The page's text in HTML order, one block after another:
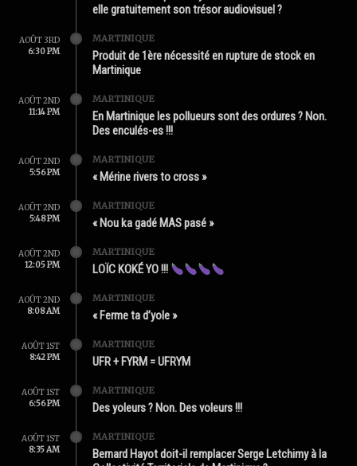
elle gratuitement son trésor audiovisuel ?
AOÛT 3RD
6:30 PM
MARTINIQUE
Produit de 1ère nécessité en rupture de stock en
Martinique
AOÛT 2ND
11:14 PM
MARTINIQUE
En Martinique les pollueurs sont des ordures ? Non.
Des enculés-es !!!
AOÛT 2ND
5:56 PM
MARTINIQUE
« Mérine rivers to cross »
AOÛT 2ND
5:48 PM
MARTINIQUE
« Nou ka gadé MAS pasé »
AOÛT 2ND
12:05 PM
MARTINIQUE
LOÏC KOKÉ YO !!!
AOÛT 2ND
8:08 AM
MARTINIQUE
« Ferme ta d’yole »
AOÛT 1ST
8:42 PM
MARTINIQUE
UFR + FYRM = UFRYM
AOÛT 1ST
6:56 PM
MARTINIQUE
Des yoleurs ? Non. Des voleurs !!!
AOÛT 1ST
8:35 AM
MARTINIQUE
Bernard Hayot doit-il remplacer Serge Letchimy à la